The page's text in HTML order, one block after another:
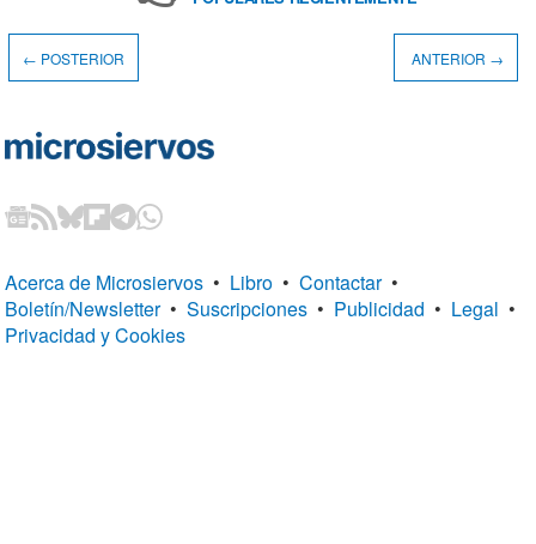
← POSTERIOR ANTERIOR →
Acerca de Microsiervos • Libro • Contactar •
Boletín/Newsletter • Suscripciones • Publicidad • Legal •
Privacidad y Cookies